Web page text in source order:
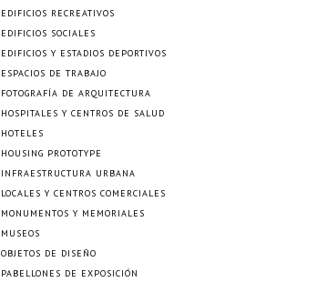
EDIFICIOS RECREATIVOS
EDIFICIOS SOCIALES
EDIFICIOS Y ESTADIOS DEPORTIVOS
ESPACIOS DE TRABAJO
FOTOGRAFÍA DE ARQUITECTURA
HOSPITALES Y CENTROS DE SALUD
HOTELES
HOUSING PROTOTYPE
INFRAESTRUCTURA URBANA
LOCALES Y CENTROS COMERCIALES
MONUMENTOS Y MEMORIALES
MUSEOS
OBJETOS DE DISEÑO
PABELLONES DE EXPOSICIÓN